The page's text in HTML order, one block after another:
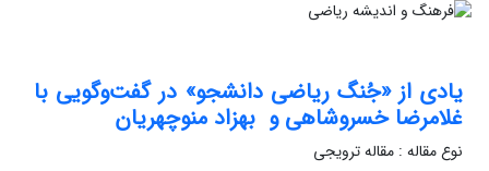
یادی از «جُنگ ریاضی دانشجو» در گفت‌وگویی با ‌
غلامرضا خسروشاهی و ‌ بهزاد منوچهریان
نوع مقاله : مقاله ترویجی